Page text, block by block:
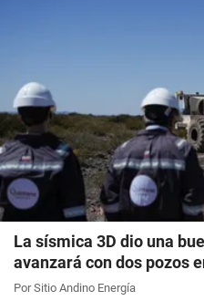
La sísmica 3D dio una
avanzará con dos pozos
Por Sitio Andino Energía